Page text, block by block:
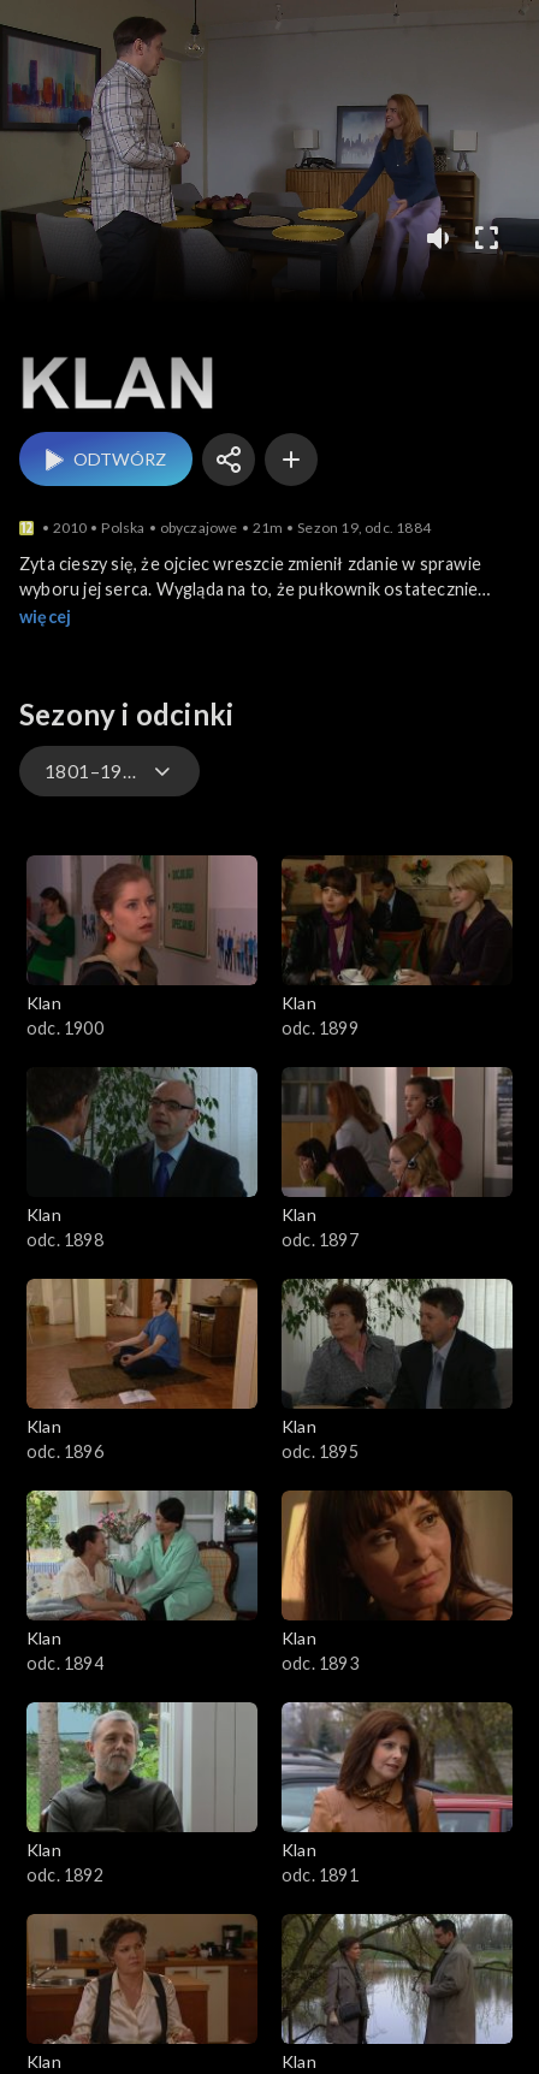
ODTWÓRZ
2010 Polska obyczajowe 21m Sezon 19, odc. 1884
Zyta cieszy się, że ojciec wreszcie zmienił zdanie w sprawie
wyboru jej serca. Wygląda na to, że pułkownik ostatecznie
przekonał się do Michała i to za sprawą jego chłopców, którzy
więcej
Sezony i odcinki
1801–1900
4601–4700
4501–4600
4401–4500
4301–4400
4201–4300
3901–4000
3801–3900
3701–3800
3601–3700
3501–3600
3401–3500
3201–3300
3101–3200
3001–3100
2901–3000
2801–2900
2701–2800
Klan
odc. 1900
Klan
odc. 1899
Klan
odc. 1898
Klan
odc. 1897
Klan
odc. 1896
Klan
odc. 1895
Klan
odc. 1894
Klan
odc. 1893
Klan
odc. 1892
Klan
odc. 1891
Klan
Klan